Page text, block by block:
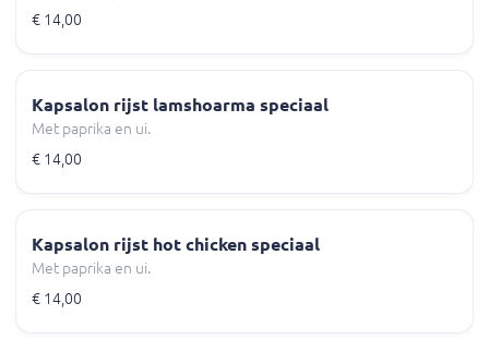
€ 14,00
Kapsalon rijst lamshoarma speciaal
Met paprika en ui.
€ 14,00
Kapsalon rijst hot chicken speciaal
Met paprika en ui.
€ 14,00